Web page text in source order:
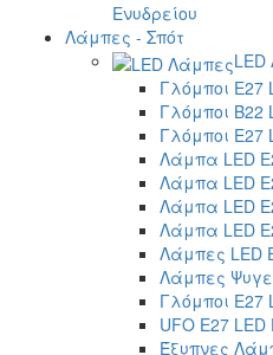
Ενυδρείου
Λάμπες - Σπότ
Γλόμποι E27
Γλόμποι B22
Γλόμποι E27
Λάμπα LED
Λάμπα LED
Λάμπα LED
Λάμπα LED
Λάμπες LED
Λάμπες
Γλόμποι E27
UFO E27
Έξυπνες